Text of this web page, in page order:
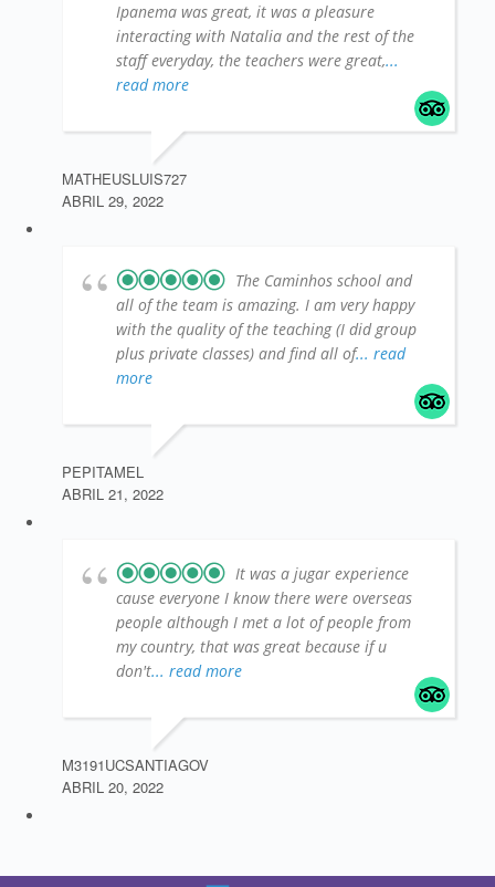
Ipanema was great, it was a pleasure
interacting with Natalia and the rest of the
staff everyday, the teachers were great,...
read more
MATHEUSLUIS727
ABRIL 29, 2022
The Caminhos school and
all of the team is amazing. I am very happy
with the quality of the teaching (I did group
plus private classes) and find all of... read
more
PEPITAMEL
ABRIL 21, 2022
It was a jugar experience
cause everyone I know there were overseas
people although I met a lot of people from
my country, that was great because if u
don't... read more
M3191UCSANTIAGOV
ABRIL 20, 2022